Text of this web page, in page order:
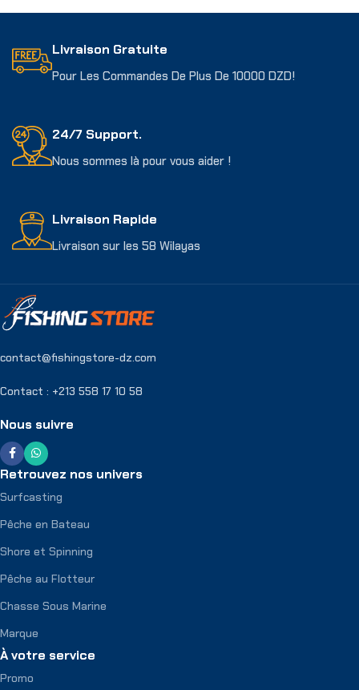
Livraison Gratuite
Pour Les Commandes De Plus De 10000 DZD!
24/7 Support.
Nous sommes là pour vous aider !
Livraison Rapide
Livraison sur les 58 Wilayas
contact@fishingstore-dz.com
Contact : +213 558 17 10 58
Nous suivre
Retrouvez nos univers
Surfcasting
Pêche en Bateau
Shore et Spinning
Pêche au Flotteur
Chasse Sous Marine
Marque
À votre service
Promo